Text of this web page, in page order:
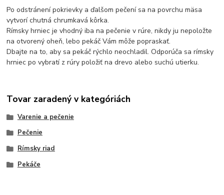
Po odstránení pokrievky a ďalšom pečení sa na povrchu mäsa
vytvorí chutná chrumkavá kôrka.
Rímsky hrniec je vhodný iba na pečenie v rúre, nikdy ju nepoložte
na otvorený oheň, lebo pekáč Vám môže popraskať.
Dbajte na to, aby sa pekáč rýchlo neochladil. Odporúča sa rímsky
hrniec po vybratí z rúry položiť na drevo alebo suchú utierku.
Tovar zaradený v kategóriách
Varenie a pečenie
Pečenie
Rímsky riad
Pekáče